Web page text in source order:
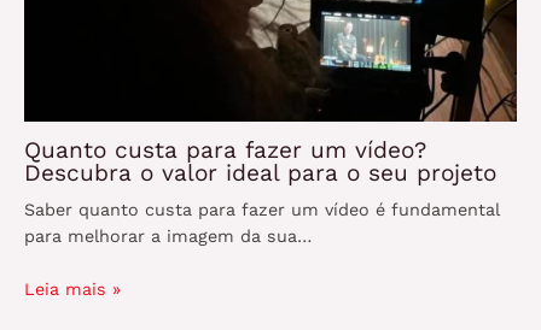
Quanto custa para fazer um vídeo?
Descubra o valor ideal para o seu projeto
Saber quanto custa para fazer um vídeo é fundamental
para melhorar a imagem da sua…
Leia mais »